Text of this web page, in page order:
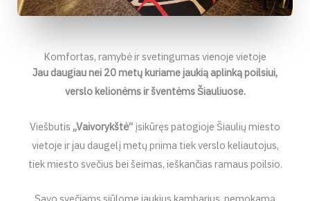
Komfortas, ramybė ir svetingumas vienoje vietoje
Jau daugiau nei 20 metų kuriame jaukią aplinką poilsiui,
verslo kelionėms ir šventėms Šiauliuose.
Viešbutis „Vaivorykštė“ įsikūręs patogioje Šiaulių miesto
vietoje ir jau daugelį metų priima tiek verslo keliautojus,
tiek miesto svečius bei šeimas, ieškančias ramaus poilsio.